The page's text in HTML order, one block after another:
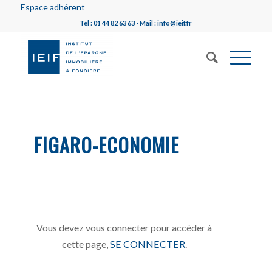
Espace adhérent
Tél : 01 44 82 63 63 - Mail : info@ieif.fr
FIGARO-ECONOMIE
Vous devez vous connecter pour accéder à
cette page, SE CONNECTER